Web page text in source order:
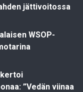
jättivoitossa
WSOP-
kertoi
”Vedän viinaa